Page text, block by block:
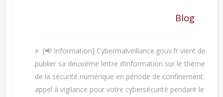
Blog
[📢 Information] Cybermalveillance.gouv.fr vient de
publier sa deuxième lettre d’information sur le thème
de la sécurité numérique en période de confinement.
appel à vigilance pour votre cybersécurité pendant le